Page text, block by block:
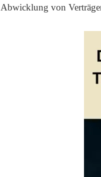
Abwicklung von